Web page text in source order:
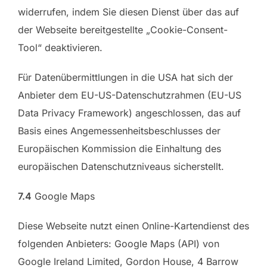
widerrufen, indem Sie diesen Dienst über das auf
der Webseite bereitgestellte „Cookie-Consent-
Tool“ deaktivieren.
Für Datenübermittlungen in die USA hat sich der
Anbieter dem EU-US-Datenschutzrahmen (EU-US
Data Privacy Framework) angeschlossen, das auf
Basis eines Angemessenheitsbeschlusses der
Europäischen Kommission die Einhaltung des
europäischen Datenschutzniveaus sicherstellt.
7.4 Google Maps
Diese Webseite nutzt einen Online-Kartendienst des
folgenden Anbieters: Google Maps (API) von
Google Ireland Limited, Gordon House, 4 Barrow